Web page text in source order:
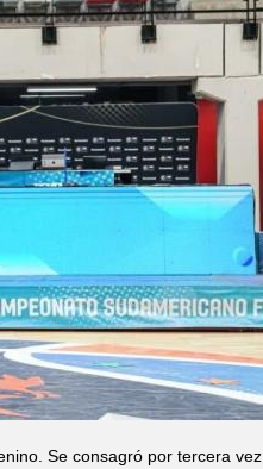
Se consagró por tercera vez